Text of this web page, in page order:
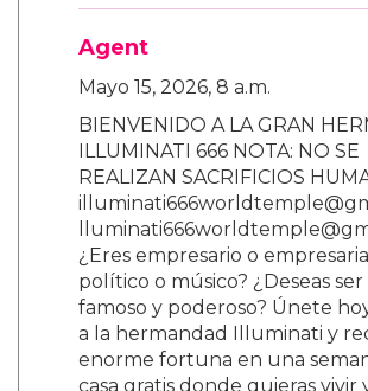
Agent
Mayo 15, 2026, 8 a.m.
BIENVENIDO A LA GRAN
ILLUMINATI 666 NOTA: NO SE
REALIZAN SACRIFICIOS
¿Eres empresario o
político o músico? ¿Deseas ser
famoso y poderoso? Únete
a la hermandad Illuminati y
enorme fortuna en una
casa gratis donde quieras vivir